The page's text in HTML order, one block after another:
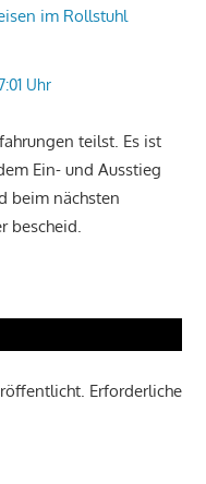
im Rollstuhl
Uhr
teilst. Es ist
Ein- und Ausstieg
beim nächsten
bescheid.
Erforderliche